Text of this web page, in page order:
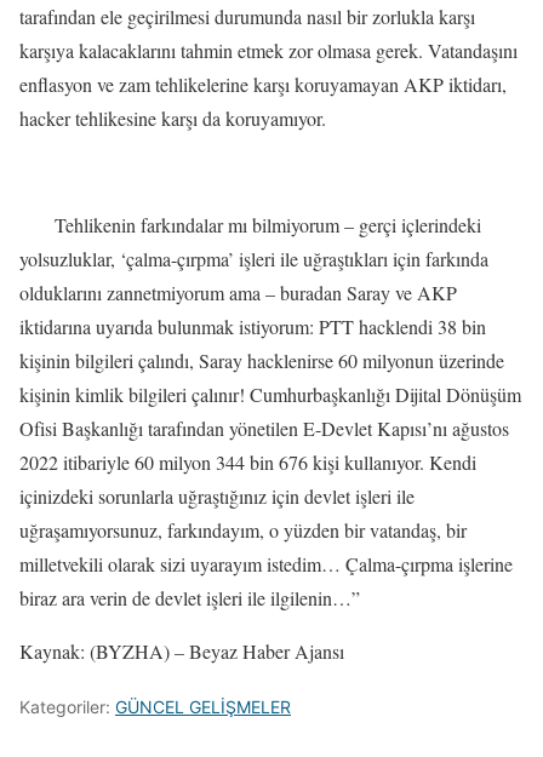
tarafından ele geçirilmesi durumunda nasıl bir zorlukla karşı
karşıya kalacaklarını tahmin etmek zor olmasa gerek. Vatandaşını
enflasyon ve zam tehlikelerine karşı koruyamayan AKP iktidarı,
hacker tehlikesine karşı da koruyamıyor.
Tehlikenin farkındalar mı bilmiyorum – gerçi içlerindeki
yolsuzluklar, ‘çalma-çırpma’ işleri ile uğraştıkları için farkında
olduklarını zannetmiyorum ama – buradan Saray ve AKP
iktidarına uyarıda bulunmak istiyorum: PTT hacklendi 38 bin
kişinin bilgileri çalındı, Saray hacklenirse 60 milyonun üzerinde
kişinin kimlik bilgileri çalınır! Cumhurbaşkanlığı Dijital Dönüşüm
Ofisi Başkanlığı tarafından yönetilen E-Devlet Kapısı’nı ağustos
2022 itibariyle 60 milyon 344 bin 676 kişi kullanıyor. Kendi
içinizdeki sorunlarla uğraştığınız için devlet işleri ile
uğraşamıyorsunuz, farkındayım, o yüzden bir vatandaş, bir
milletvekili olarak sizi uyarayım istedim… Çalma-çırpma işlerine
biraz ara verin de devlet işleri ile ilgilenin…”
Kaynak: (BYZHA) – Beyaz Haber Ajansı
Kategoriler: GÜNCEL GELİŞMELER